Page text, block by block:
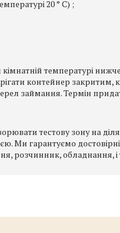
20 ° C) ;
температурі
контейнер
займання. Термін
тестову зону на
Ми гарантуємо
розчинник, обладнання, і